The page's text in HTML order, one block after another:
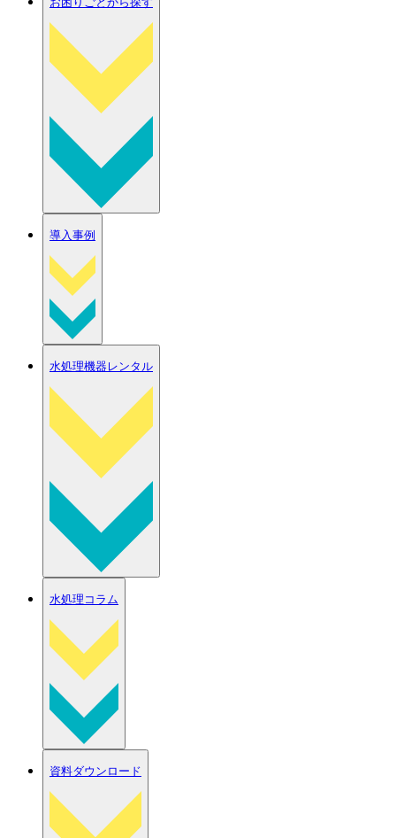
導入事例
水処理機器レンタル
水処理コラム
資料ダウンロード